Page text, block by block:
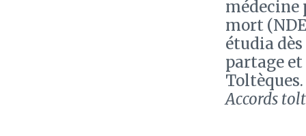
médecine
mort
étudia
partage et
Accords